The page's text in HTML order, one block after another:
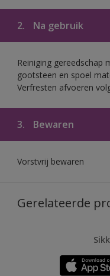
2. Na gebruik
Reiniging gereedschap
gootsteen en spoel
Verfresten afvoeren
3. Bewaren
Vorstvrij bewaren
Gerelateerde